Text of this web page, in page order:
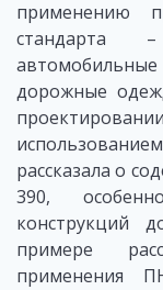
применению
стандарта
дорожные
рассказала о
390,
конструкций
примере
применения